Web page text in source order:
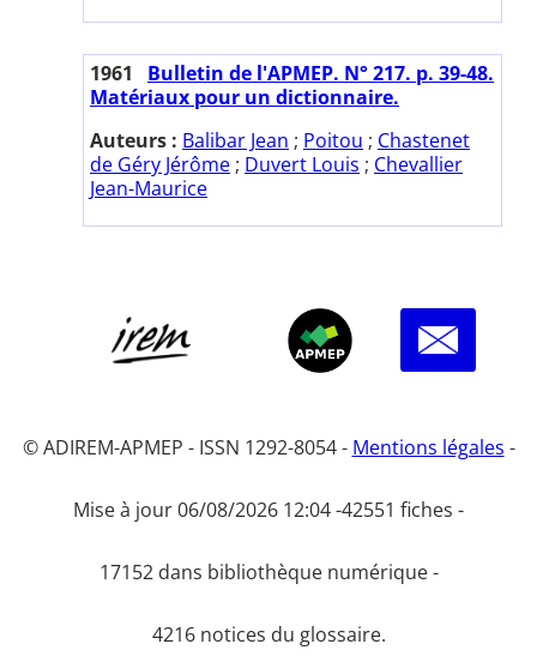
1961
Bulletin de l'APMEP. N° 217. p. 39-48.
Matériaux pour un dictionnaire.
Auteurs : Balibar Jean ; Poitou ; Chastenet
de Géry Jérôme ; Duvert Louis ; Chevallier
Jean-Maurice
© ADIREM-APMEP - ISSN 1292-8054 - Mentions légales -
Mise à jour 06/08/2026 12:04 -42551 fiches -
17152 dans bibliothèque numérique -
4216 notices du glossaire.